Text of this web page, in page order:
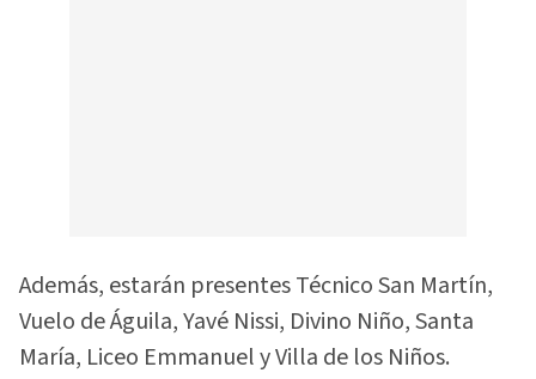
Además, estarán presentes Técnico San Martín,
Vuelo de Águila, Yavé Nissi, Divino Niño, Santa
María, Liceo Emmanuel y Villa de los Niños.